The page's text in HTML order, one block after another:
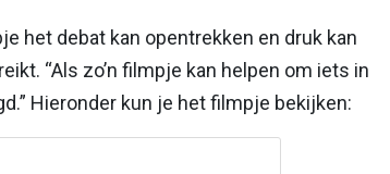
het debat kan opentrekken en druk kan
“Als zo’n filmpje kan helpen om iets in
Hieronder kun je het filmpje bekijken: